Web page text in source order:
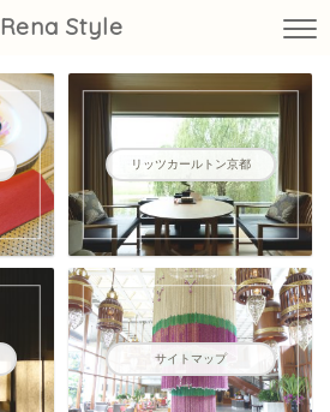
Rena Style
リッツカールトン京都
サイトマップ